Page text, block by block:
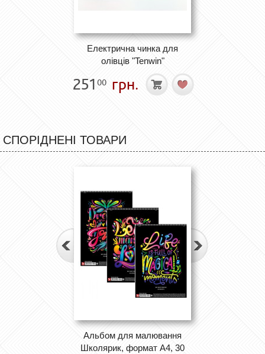
Електрична чинка для
олівців "Tenwin"
251 00 грн.
СПОРІДНЕНІ ТОВАРИ
Альбом для малювання
Школярик, формат А4, 30